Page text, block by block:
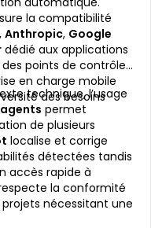
la compatibilité
, Anthropic, Google
dédié aux applications
points de contrôle
en charge mobile
des besoins
technique, l’usage
permet
de plusieurs
localise et corrige
détectées tandis
accès rapide à
la conformité
nécessitant une